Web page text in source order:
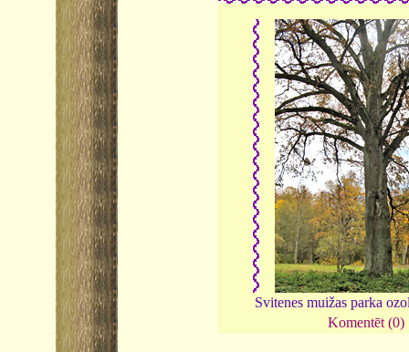
Svitenes muižas parka
Komentēt (0)